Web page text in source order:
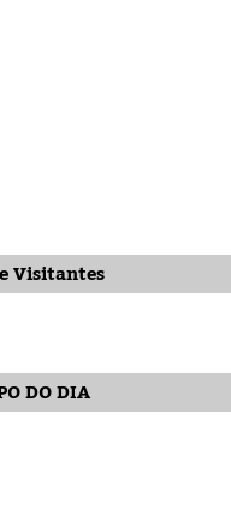
Visitantes
DO DIA